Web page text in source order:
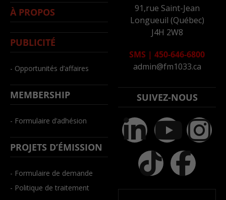
À PROPOS
PUBLICITÉ
- Opportunités d’affaires
MEMBERSHIP
- Formulaire d’adhésion
PROJETS D’ÉMISSION
- Formulaire de demande
- Politique de traitement
91,rue Saint-Jean
Longueuil (Québec)
J4H 2W8
SMS | 450-646-6800
admin@fm1033.ca
SUIVEZ-NOUS